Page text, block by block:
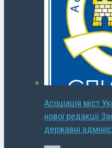
Асоціація міст
нової редакції
державні